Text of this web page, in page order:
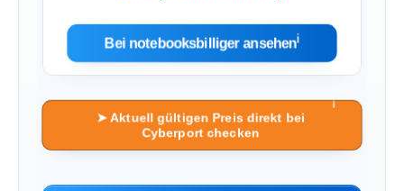
Bei notebooksbilliger ansehenℹ︎
➤ Aktuell gültigen Preis direkt bei
Cyberport checken
ℹ︎